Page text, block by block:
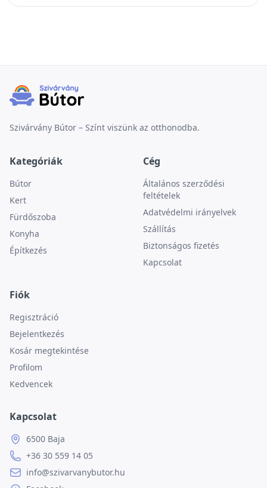
Szivárvány Bútor – Színt viszünk az otthonodba.
Kategóriák
Bútor
Kert
Fürdőszoba
Konyha
Építkezés
Cég
Általános szerződési
feltételek
Adatvédelmi irányelvek
Szállítás
Biztonságos fizetés
Kapcsolat
Fiók
Regisztráció
Bejelentkezés
Kosár megtekintése
Profilom
Kedvencek
Kapcsolat
6500 Baja
+36 30 559 14 05
info@szivarvanybutor.hu